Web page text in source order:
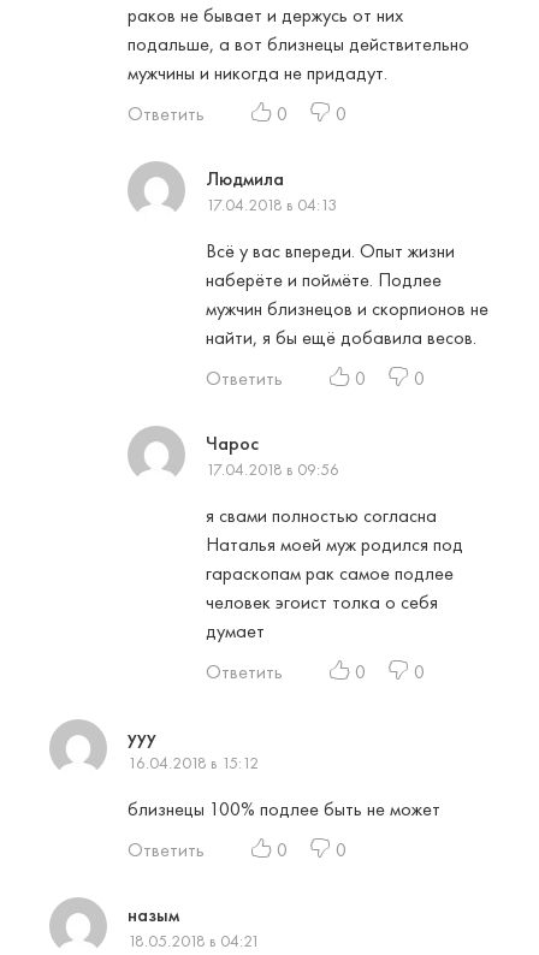
раков не бывает и держусь от них
подальше, а вот близнецы действительно
мужчины и никогда не придадут.
Ответить
0 0
Людмила
17.04.2018 в 04:13
Всё у вас впереди. Опыт жизни
наберёте и поймёте. Подлее
мужчин близнецов и скорпионов не
найти, я бы ещё добавила весов.
Ответить
0 0
Чарос
17.04.2018 в 09:56
я свами полностью согласна
Наталья моей муж родился под
гараскопам рак самое подлее
человек эгоист толка о себя
думает
Ответить
0 0
yyy
16.04.2018 в 15:12
близнецы 100% подлее быть не может
Ответить
0 0
назым
18.05.2018 в 04:21